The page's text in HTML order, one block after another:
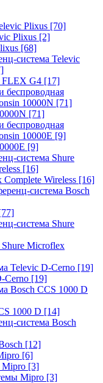
Plixus [70]
Plixus [2]
[68]
система Televic
FLEX G4 [17]
беспроводная
10000N [71]
[71]
беспроводная
10000E [9]
[9]
система Shure
[16]
Wireless [16]
система Bosch
система Shure
Microflex
Televic D-Cerno [19]
Cerno [19]
Bosch CCS 1000 D
1000 D [14]
система Bosch
[12]
[6]
Mipro [3]
Mipro [3]